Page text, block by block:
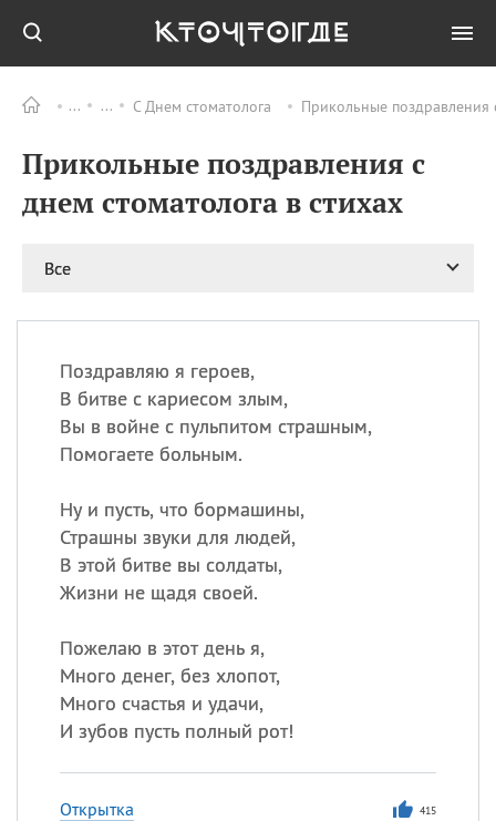
С Днем стоматолога Прикольные поздравления
Прикольные поздравления с
днем стоматолога в стихах
Все
Поздравляю я героев,
В битве с кариесом злым,
Вы в войне с пульпитом страшным,
Помогаете больным.
Ну и пусть, что бормашины,
Страшны звуки для людей,
В этой битве вы солдаты,
Жизни не щадя своей.
Пожелаю в этот день я,
Много денег, без хлопот,
Много счастья и удачи,
И зубов пусть полный рот!
Открытка 415
ПРАЗДНИКИ Все
09.08 День памяти жертв
атомной
бомбардировки
день
09.08 День Дымняшки
(Smokey Bear Day)
Сегодня празднуют именины
Посмотреть значение
происхождение